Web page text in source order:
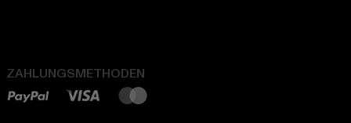
ZAHLUNGSMETHODEN